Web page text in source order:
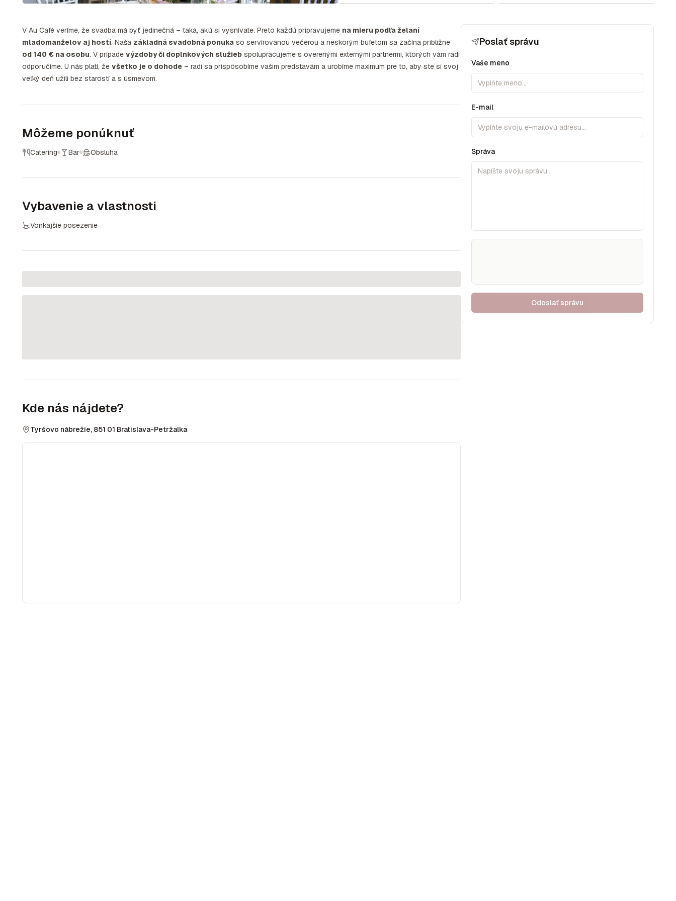
V Au Café veríme, že svadba má byť jedinečná – taká, akú si vysnívate. Preto každú pripravujeme na mieru podľa želaní
mladomanželov aj hostí. Naša základná svadobná ponuka so servírovanou večerou a neskorým bufetom sa začína približne
od 140 € na osobu. V prípade výzdoby či doplnkových služieb spolupracujeme s overenými externými partnermi, ktorých vám radi
odporučíme. U nás platí, že všetko je o dohode – radi sa prispôsobíme vašim predstavám a urobíme maximum pre to, aby ste si svoj
veľký deň užili bez starostí a s úsmevom.
Môžeme ponúknuť
Catering Bar Obsluha
Vybavenie a vlastnosti
Vonkajšie posezenie
Kde nás nájdete?
Tyršovo nábrežie, 851 01 Bratislava-Petržalka
Poslať správu
Vaše meno
E-mail
Správa
Odoslať správu